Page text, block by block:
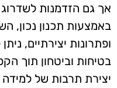
אך גם הזדמנות
באמצעות תכנון נכון,
ופתרונות יצירתיים,
בטיחות וביטחון תוך
יצירת תרבות של למידה